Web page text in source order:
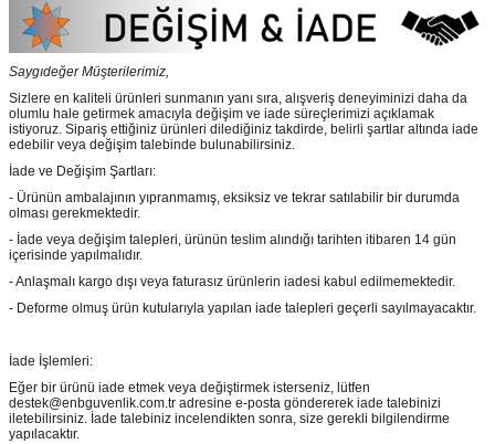
Saygıdeğer Müşterilerimiz,
Sizlere en kaliteli ürünleri sunmanın yanı sıra, alışveriş deneyiminizi daha da
olumlu hale getirmek amacıyla değişim ve iade süreçlerimizi açıklamak
istiyoruz. Sipariş ettiğiniz ürünleri dilediğiniz takdirde, belirli şartlar altında iade
edebilir veya değişim talebinde bulunabilirsiniz.
İade ve Değişim Şartları:
- Ürünün ambalajının yıpranmamış, eksiksiz ve tekrar satılabilir bir durumda
olması gerekmektedir.
- İade veya değişim talepleri, ürünün teslim alındığı tarihten itibaren 14 gün
içerisinde yapılmalıdır.
- Anlaşmalı kargo dışı veya faturasız ürünlerin iadesi kabul edilmemektedir.
- Deforme olmuş ürün kutularıyla yapılan iade talepleri geçerli sayılmayacaktır.
İade İşlemleri:
Eğer bir ürünü iade etmek veya değiştirmek isterseniz, lütfen
destek@enbguvenlik.com.tr adresine e-posta göndererek iade talebinizi
iletebilirsiniz. İade talebiniz incelendikten sonra, size gerekli bilgilendirme
yapılacaktır.